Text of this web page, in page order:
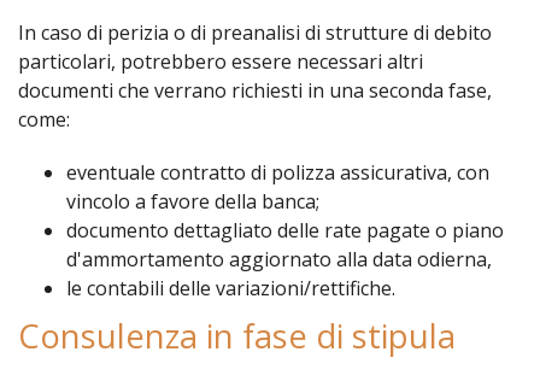
In caso di perizia o di preanalisi di strutture di debito
particolari, potrebbero essere necessari altri
documenti che verrano richiesti in una seconda fase,
come:
eventuale contratto di polizza assicurativa, con
vincolo a favore della banca;
documento dettagliato delle rate pagate o piano
d'ammortamento aggiornato alla data odierna,
le contabili delle variazioni/rettifiche.
Consulenza in fase di stipula